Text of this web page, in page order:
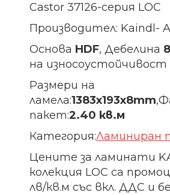
Castor 37126-серия LOC
Производител: Kaindl-
Основа HDF, Дебелина
на износоустойчивост
Размери на
ламела:1383х193х8mm
пакет:2.40 кв.м
Категория:Ламиниран
Цените за ламинати
колекция LOC са
лв/кв.м със вкл. ДДС и